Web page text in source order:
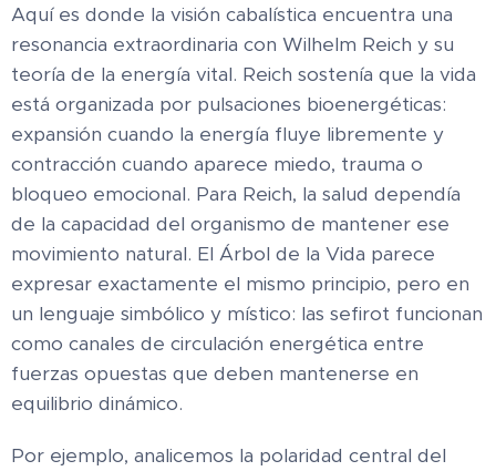
Aquí es donde la visión cabalística encuentra una
resonancia extraordinaria con Wilhelm Reich y su
teoría de la energía vital. Reich sostenía que la vida
está organizada por pulsaciones bioenergéticas:
expansión cuando la energía fluye libremente y
contracción cuando aparece miedo, trauma o
bloqueo emocional. Para Reich, la salud dependía
de la capacidad del organismo de mantener ese
movimiento natural. El Árbol de la Vida parece
expresar exactamente el mismo principio, pero en
un lenguaje simbólico y místico: las sefirot funcionan
como canales de circulación energética entre
fuerzas opuestas que deben mantenerse en
equilibrio dinámico.
Por ejemplo, analicemos la polaridad central del